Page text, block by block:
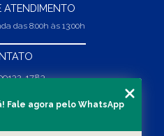
ATENDIMENTO
das 8:00h às 13:00h
1783
1783
Fale agora pelo WhatsApp